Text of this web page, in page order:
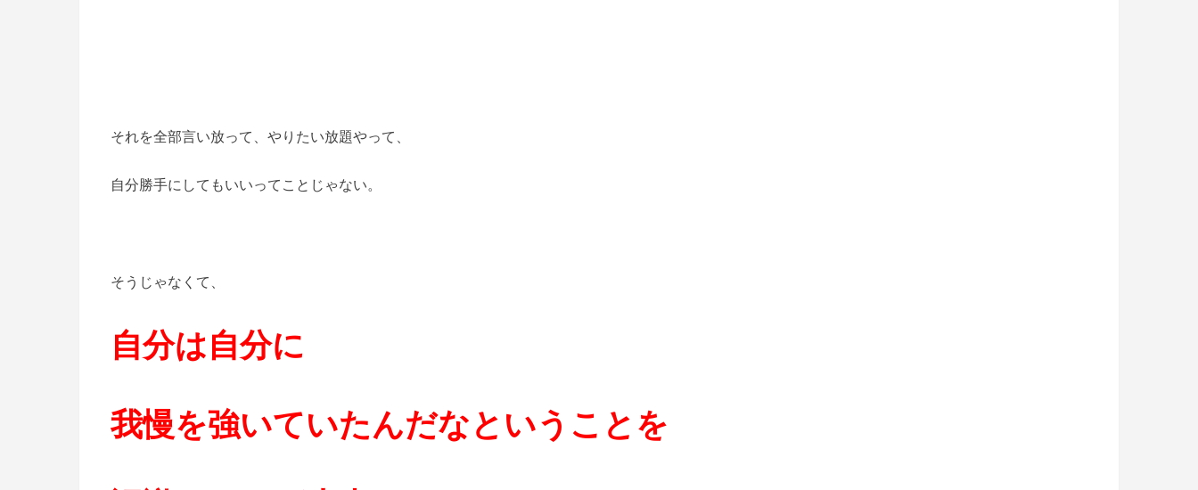
それを全部言い放って、やりたい放題やって、
自分勝手にしてもいいってことじゃない。
そうじゃなくて、
自分は自分に
我慢を強いていたんだなということを